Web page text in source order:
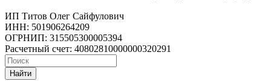
ИП Титов Олег Сайфулович
ИНН: 501906264209
ОГРНИП: 315505300005394
Расчетный счет: 40802810000000320291
Найти